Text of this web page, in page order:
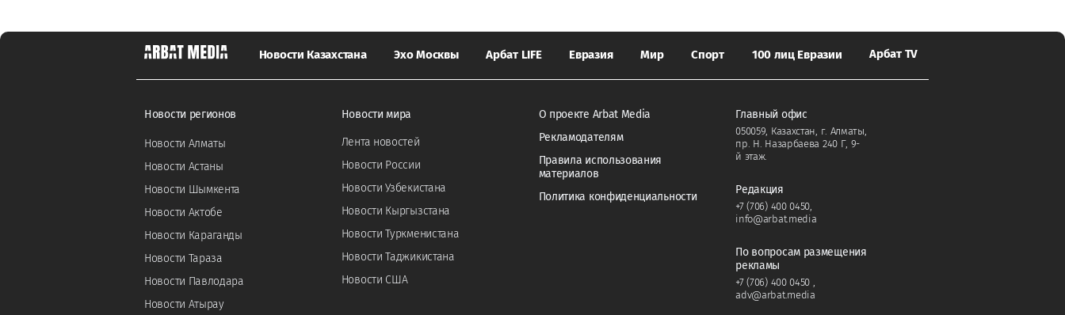
Новости Казахстана Эхо Москвы Арбат LIFE Евразия Мир Спорт 100 лиц Евразии Арбат TV
Новости регионов
Новости Алматы
Новости Астаны
Новости Шымкента
Новости Актобе
Новости Караганды
Новости Тараза
Новости Павлодара
Новости Атырау
Новости мира
Лента новостей
Новости России
Новости Узбекистана
Новости Кыргызстана
Новости Туркменистана
Новости Таджикистана
Новости США
О проекте Arbat Media
Рекламодателям
Правила использования
материалов
Политика конфиденциальности
Главный офис
050059, Казахстан, г. Алматы,
пр. Н. Назарбаева 240 Г, 9-
й этаж.
Редакция
+7 (706) 400 0450
info@arbat.media
По вопросам размещения
рекламы
+7 (706) 400 0450
adv@arbat.media